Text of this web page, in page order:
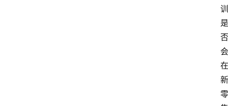
训
是
否
会
在
新
零